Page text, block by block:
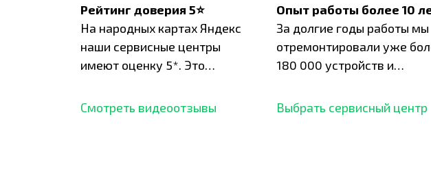
Рейтинг доверия 5⭐
На народных картах Яндекс
наши сервисные центры
имеют оценку 5*. Это
отзывов,
Смотреть видеоотзывы
Опыт работы более 10
За долгие годы работы мы
отремонтировали уже
180 000 устройств и
опыт.
Выбрать сервисный центр